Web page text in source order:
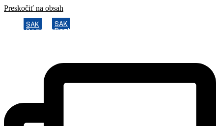
Preskočiť na obsah
SAK
Rozhodcovský súd SAK
SAK
Rozhodcovský súd SAK